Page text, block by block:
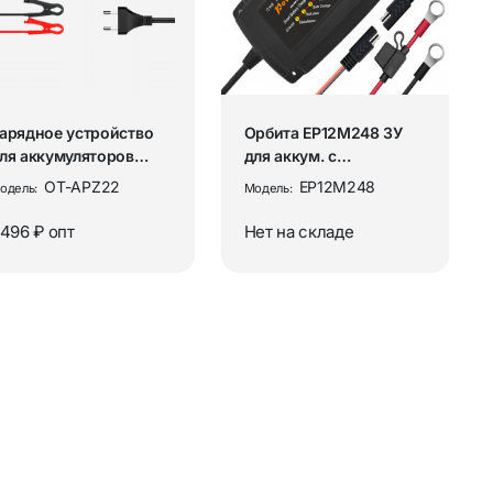
Аудиокабели и переходники
Разъёмы и переходники ТВ / RF
Рации и аксессуары
Аксессуары для раций
устройство
аккумуляторов
и
OT-APZ22
₽ опт
Орбита EP12M248 ЗУ
для аккум. с
крокодилами (12В, 8А)
Модель: EP12M248
Нет на складе